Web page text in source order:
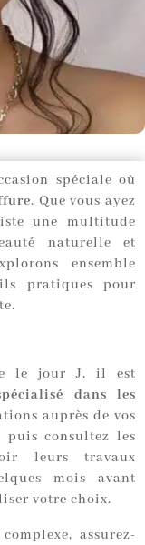
spéciale où
. Que vous ayez
une multitude
naturelle et
ensemble
pratiques pour
le jour J, il est
dans les
auprès de vos
puis consultez les
leurs travaux
mois avant
votre choix.
assurez-